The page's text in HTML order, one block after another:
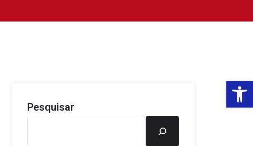
Pesquisar